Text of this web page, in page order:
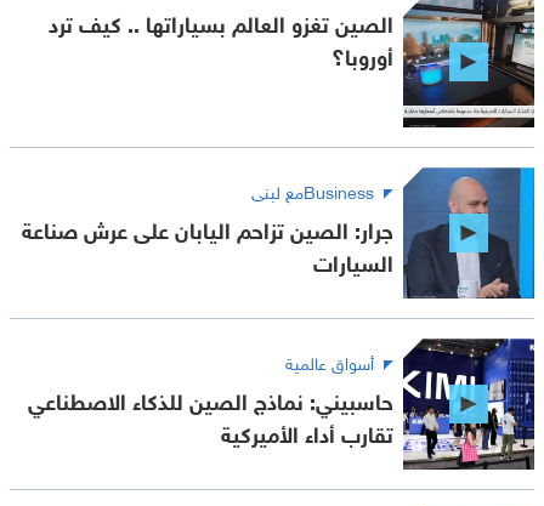
الصين تغزو العالم بسياراتها .. كيف ترد
أوروبا؟
Businessمع لبنى
جرار: الصين تزاحم اليابان على عرش صناعة
السيارات
أسواق عالمية
حاسبيني: نماذج الصين للذكاء الاصطناعي
تقارب أداء الأميركية